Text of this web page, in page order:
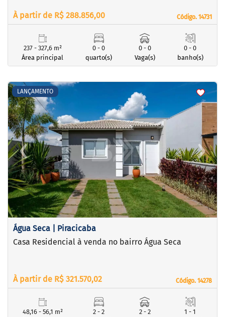
Código. 14731
Código. 14731
À partir de R$ 288.856,00
237 - 327,6 m²
Área principal
0 - 0
quarto(s)
0 - 0
Vaga(s)
0 - 0
banho(s)
LANÇAMENTO
<<<<
‹Previous ›Next
Água Seca | Piracicaba
Código. 14278
Código. 14278
Casa Residencial à venda no bairro Água Seca
À partir de R$ 321.570,02
48,16 - 56,1 m²
2 - 2
2 - 2
1 - 1